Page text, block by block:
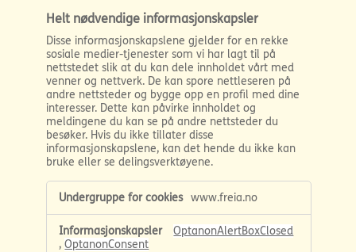
Helt nødvendige informasjonskapsler
Disse informasjonskapslene gjelder for en rekke
sosiale medier-tjenester som vi har lagt til på
nettstedet slik at du kan dele innholdet vårt med
venner og nettverk. De kan spore nettleseren på
andre nettsteder og bygge opp en profil med dine
interesser. Dette kan påvirke innholdet og
meldingene du kan se på andre nettsteder du
besøker. Hvis du ikke tillater disse
informasjonskapslene, kan det hende du ikke kan
bruke eller se delingsverktøyene.
Helt
nødvendige
informasjonskapsler
www.freia.no
OptanonAlertBoxClosed
,OptanonConsent